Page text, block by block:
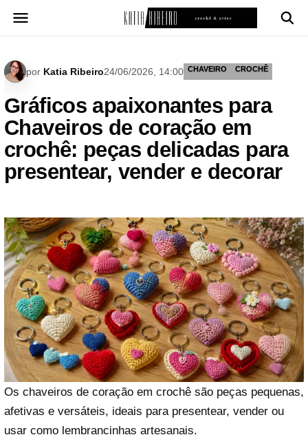
para
por Katia Ribeiro24/06/2026, 14:00 CHAVEIRO CROCHÊ
Gráficos apaixonantes para
Chaveiros de coração em
crochê: peças delicadas para
presentear, vender e decorar
Os chaveiros de coração em crochê são peças pequenas,
afetivas e versáteis, ideais para presentear, vender ou
usar como lembrancinhas artesanais.